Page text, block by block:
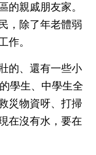
的親戚朋友家。
，除了年老體弱
作。
的、還有一些小
學生、中學生全
災物資呀、打掃
在沒有水，要在